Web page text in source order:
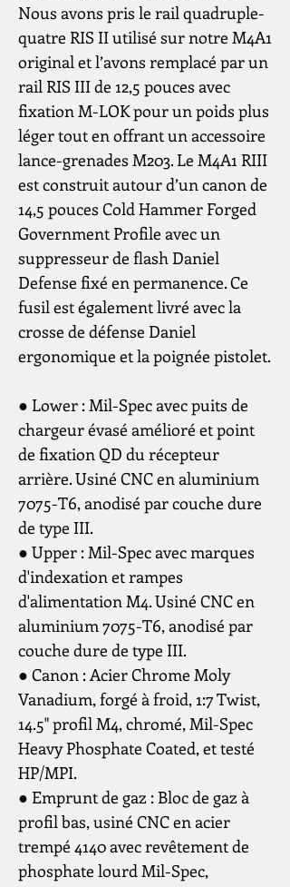
Nous avons pris le rail quadruple-
quatre RIS II utilisé sur notre M4A1
original et l’avons remplacé par un
rail RIS III de 12,5 pouces avec
fixation M-LOK pour un poids plus
léger tout en offrant un accessoire
lance-grenades M203. Le M4A1 RIII
est construit autour d’un canon de
14,5 pouces Cold Hammer Forged
Government Profile avec un
suppresseur de flash Daniel
Defense fixé en permanence. Ce
fusil est également livré avec la
crosse de défense Daniel
ergonomique et la poignée pistolet.
● Lower : Mil-Spec avec puits de
chargeur évasé amélioré et point
de fixation QD du récepteur
arrière. Usiné CNC en aluminium
7075-T6, anodisé par couche dure
de type III.
● Upper : Mil-Spec avec marques
d'indexation et rampes
d'alimentation M4. Usiné CNC en
aluminium 7075-T6, anodisé par
couche dure de type III.
● Canon : Acier Chrome Moly
Vanadium, forgé à froid, 1:7 Twist,
14.5" profil M4, chromé, Mil-Spec
Heavy Phosphate Coated, et testé
HP/MPI.
● Emprunt de gaz : Bloc de gaz à
profil bas, usiné CNC en acier
trempé 4140 avec revêtement de
phosphate lourd Mil-Spec,